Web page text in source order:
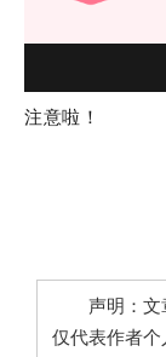
注意啦！
声明：文章
仅代表作者个